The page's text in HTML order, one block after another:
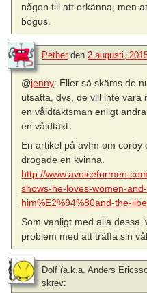
någon till att erkänna, men
bogus.
Pether den 2 augusti,
@jenny: Eller så skäms de
utsatta, dvs, de vill inte vara
en våldtäktsman enligt
en våldtäkt.
En artikel på avfm om corby
drogade en kvinna.
http://
shows-he-loves-women-
him%E2%94%80and-the-
Som vanligt med alla dessa
problem med att träffa sin
Dolf (a.k.a. Anders
skrev: